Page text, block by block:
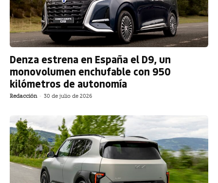
Denza estrena en España el D9, un
monovolumen enchufable con 950
kilómetros de autonomía
Redacción - 30 de julio de 2026